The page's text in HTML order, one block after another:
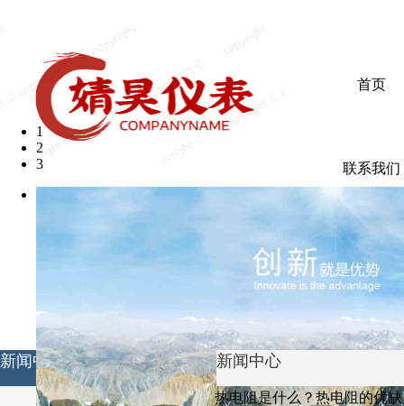
首页
联系我们
1
2
3
新闻中心 新闻中心
热电阻是什么？热电阻的优